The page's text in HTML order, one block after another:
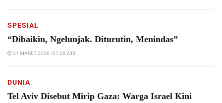
SPESIAL
“Dibaikin, Ngelunjak. Diturutin, Menindas”
21 MARET 2026 | 01:28 WIB
DUNIA
Tel Aviv Disebut Mirip Gaza: Warga Israel Kini